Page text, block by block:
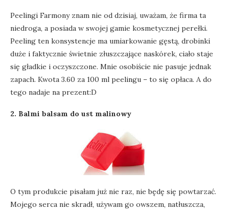
Peelingi Farmony znam nie od dzisiaj, uważam, że firma ta
niedroga, a posiada w swojej gamie kosmetycznej perełki.
Peeling ten konsystencje ma umiarkowanie gęstą, drobinki
duże i faktycznie świetnie złuszczające naskórek, ciało staje
się gładkie i oczyszczone. Mnie osobiście nie pasuje jednak
zapach. Kwota 3.60 za 100 ml peelingu – to się opłaca. A do
tego nadaje na prezent:D
2. Balmi balsam do ust malinowy
O tym produkcie pisałam już nie raz, nie będę się powtarzać.
Mojego serca nie skradł, używam go owszem, natłuszcza,